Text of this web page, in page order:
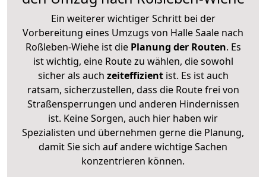
Ein weiterer wichtiger Schritt bei der
Vorbereitung eines Umzugs von Halle Saale nach
Roßleben-Wiehe ist diePlanung der Routen. Es
ist wichtig, eine Route zu wählen, die sowohl
sicher als auch zeiteffizientist. Es ist auch
ratsam, sicherzustellen, dass die Route frei von
Straßensperrungen und anderen Hindernissen
ist. Keine Sorgen, auch hier haben wir
Spezialisten und übernehmen gerne die Planung,
damit Sie sich auf andere wichtige Sachen
konzentrieren können.